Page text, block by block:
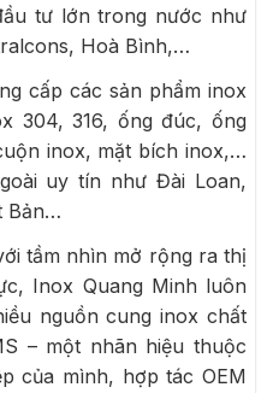
tư lớn trong nước như
Hoà Bình,…
cấp các sản phẩm inox
304, 316, ống đúc, ống
inox, mặt bích inox,…
uy tín như Đài Loan,
Bản…
tầm nhìn mở rộng ra thị
Inox Quang Minh luôn
nguồn cung inox chất
– một nhãn hiệu thuộc
của mình, hợp tác OEM